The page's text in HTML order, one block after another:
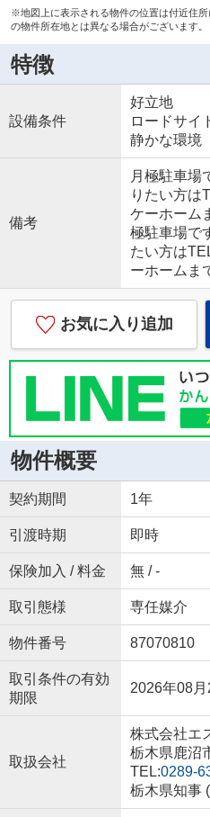
※地図上に表示される物件の位置は付近住
の物件所在地とは異なる場合がございます。
特徴
設備条件
好立地
ロードサイ
静かな環境
備考
月極駐車場
りたい方は
ケーホーム
極駐車場で
たい方は
ーホームま
お気に入り追加
物件概要
契約期間 1年
引渡時期 即時
保険加入 / 料金 無 / -
取引態様 専任媒介
物件番号 87070810
取引条件の有効
期限
2026年08月
取扱会社
株式会社エ
栃木県鹿沼
TEL:0289-
栃木県知事